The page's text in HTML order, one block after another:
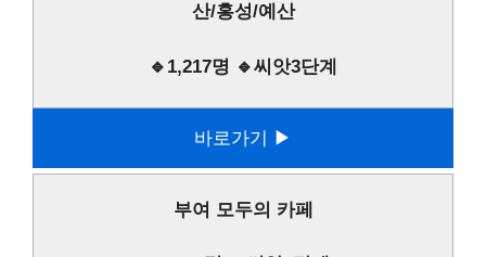
산/홍성/예산
🔹1,217명 🔹씨앗3단계
바로가기 ▶
부여 모두의 카페